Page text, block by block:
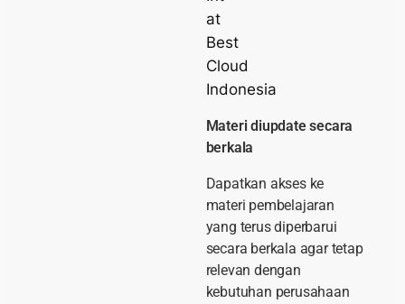
Materi diupdate secara
berkala
Dapatkan akses ke
materi pembelajaran
yang terus diperbarui
secara berkala agar tetap
relevan dengan
kebutuhan perusahaan